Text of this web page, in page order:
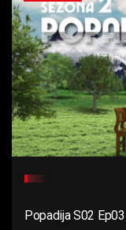
Popadija S02 Ep03